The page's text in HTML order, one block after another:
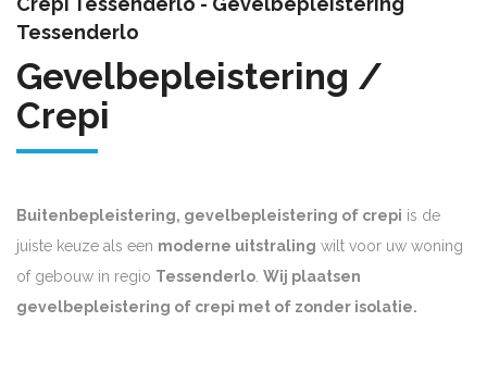
Tessenderlo
Gevelbepleistering /
Crepi
Buitenbepleistering, gevelbepleistering of crepi is de
juiste keuze als een moderne uitstraling wilt voor uw woning
of gebouw in regio Tessenderlo. Wij plaatsen
gevelbepleistering of crepi met of zonder isolatie.